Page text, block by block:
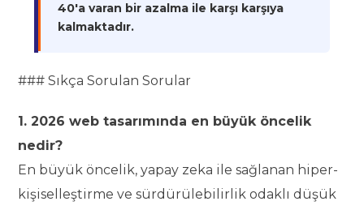
40'a varan bir azalma ile karşı karşıya
kalmaktadır.
### Sıkça Sorulan Sorular
1. 2026 web tasarımında en büyük öncelik
nedir?
En büyük öncelik, yapay zeka ile sağlanan hiper-
kişiselleştirme ve sürdürülebilirlik odaklı düşük